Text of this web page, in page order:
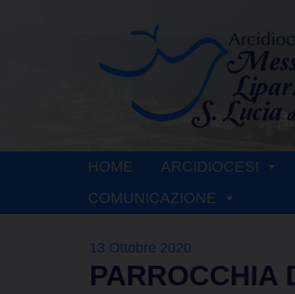
HOME ARCIDIOCESI
COMUNICAZIONE
13 Ottobre 2020
PARROCCHIA